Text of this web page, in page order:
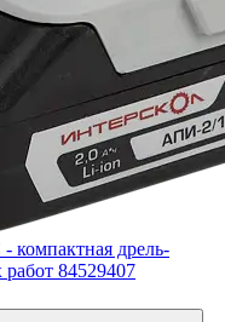
дрель-
84529407